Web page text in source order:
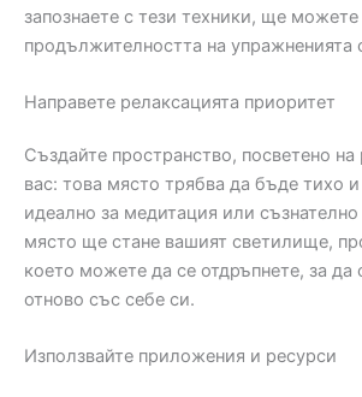
запознаете с тези техники, ще
продължителността на упражненията
Направете релаксацията приоритет
Създайте пространство, посветено на
вас: това място трябва да бъде тихо
идеално за медитация или
място ще стане вашият светилище,
което можете да се отдръпнете, за да
отново със себе си.
Използвайте приложения и ресурси